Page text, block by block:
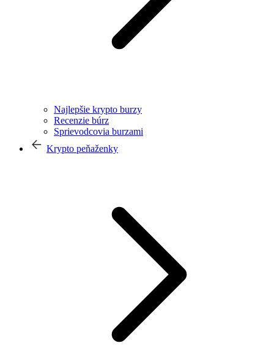
Najlepšie krypto burzy
Recenzie búrz
Sprievodcovia burzami
Krypto peňaženky